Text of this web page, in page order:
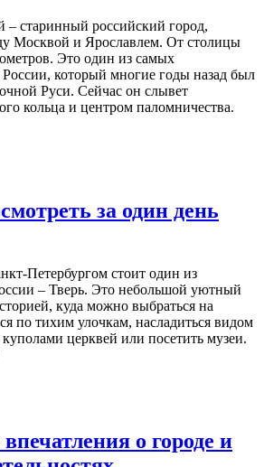
– старинный российский город,
Москвой и Ярославлем. От столицы
Это один из самых
который многие годы назад был
Руси. Сейчас он слывет
кольца и центром паломничества.
за один день
Петербургом стоит один из
– Тверь. Это небольшой уютный
куда можно выбраться на
по тихим улочкам, насладиться видом
церквей или посетить музеи.
о городе и